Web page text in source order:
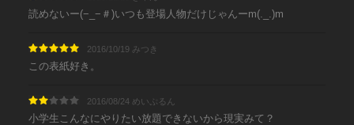
読めないー(−_−＃)いつも登場人物だけじゃんーm(._.)m
2016/10/19 みつき
この表紙好き。
2016/08/24 めいぷるん
小学生こんなにやりたい放題できないから現実みて？